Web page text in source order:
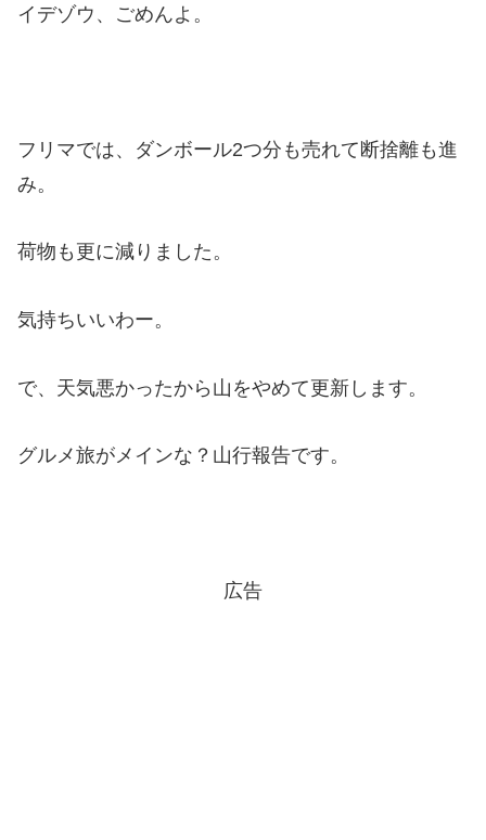
イデゾウ、ごめんよ。
フリマでは、ダンボール2つ分も売れて断捨離も進
み。
荷物も更に減りました。
気持ちいいわー。
で、天気悪かったから山をやめて更新します。
グルメ旅がメインな？山行報告です。
広告